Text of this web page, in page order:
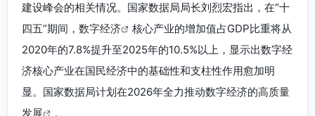
建设峰会的相关情况。国家数据局局长刘烈宏指出，在“十
四五”期间， 数字经济
核心产业的增加值占GDP比重将从
2020年的7.8%提升至2025年的10.5%以上，显示出数字经
济核心产业在国民经济中的基础性和支柱性作用愈加明
显。国家数据局计划在2026年全力推动数字经济的高质量
发展
。